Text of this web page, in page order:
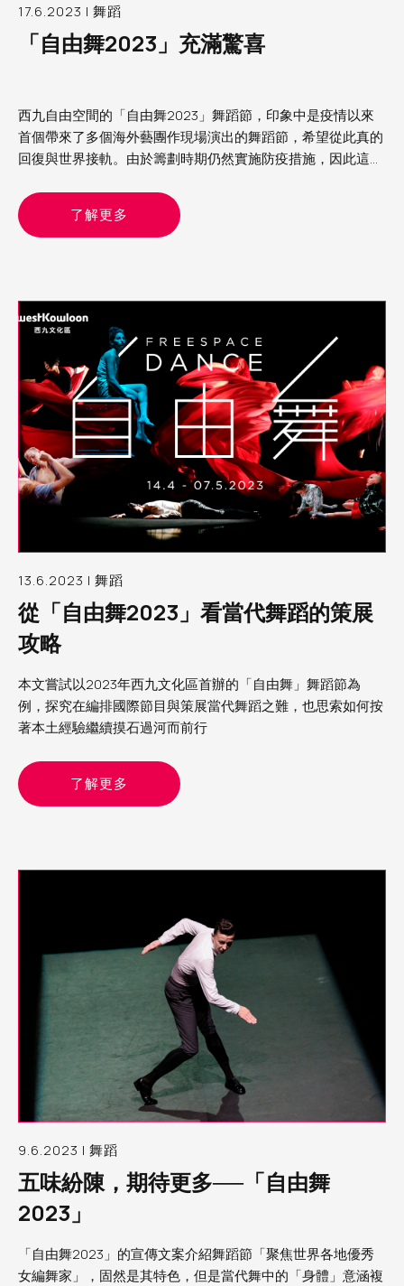
17.6.2023 | 舞蹈
「自由舞2023」充滿驚喜
西九自由空間的「自由舞2023」舞蹈節，印象中是疫情以來
首個帶來了多個海外藝團作現場演出的舞蹈節，希望從此真的
回復與世界接軌。由於籌劃時期仍然實施防疫措施，因此這次
自德國的《女俠傳奇》、比利時的《沒有最壞》及以色列的
《異想客廳》，各有特色，頗有驚喜
了解更多
13.6.2023 | 舞蹈
從「自由舞2023」看當代舞蹈的策展
攻略
本文嘗試以2023年西九文化區首辦的「自由舞」舞蹈節為
例，探究在編排國際節目與策展當代舞蹈之難，也思索如何按
著本土經驗繼續摸石過河而前行
了解更多
9.6.2023 | 舞蹈
五味紛陳，期待更多──「自由舞
2023」
「自由舞2023」的宣傳文案介紹舞蹈節「聚焦世界各地優秀
女編舞家」，固然是其特色，但是當代舞中的「身體」意涵複